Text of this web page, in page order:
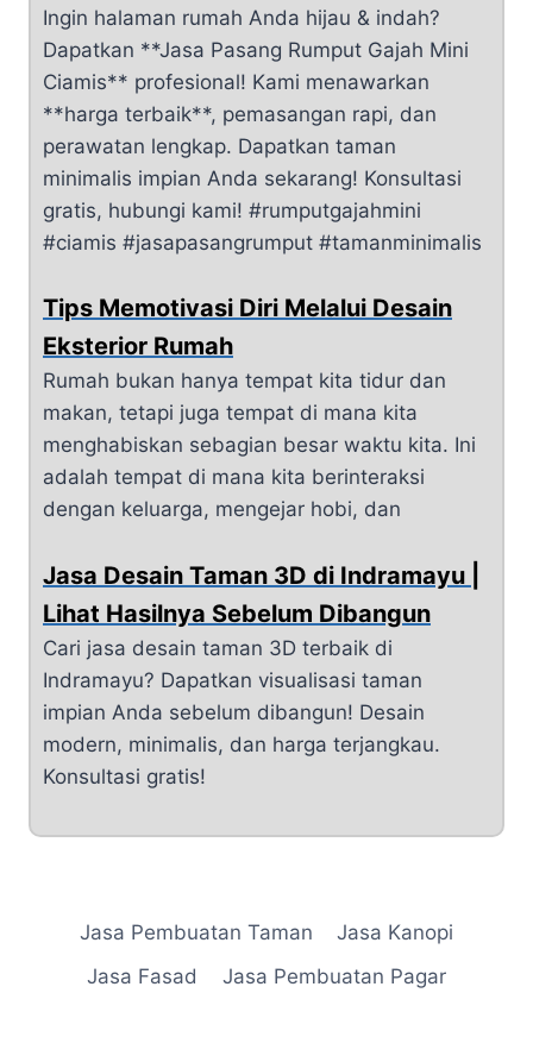
Ingin halaman rumah Anda hijau & indah?
Dapatkan **Jasa Pasang Rumput Gajah Mini
Ciamis** profesional! Kami menawarkan
**harga terbaik**, pemasangan rapi, dan
perawatan lengkap. Dapatkan taman
minimalis impian Anda sekarang! Konsultasi
gratis, hubungi kami! #rumputgajahmini
#ciamis #jasapasangrumput #tamanminimalis
Tips Memotivasi Diri Melalui Desain
Eksterior Rumah
Rumah bukan hanya tempat kita tidur dan
makan, tetapi juga tempat di mana kita
menghabiskan sebagian besar waktu kita. Ini
adalah tempat di mana kita berinteraksi
dengan keluarga, mengejar hobi, dan
Jasa Desain Taman 3D di Indramayu |
Lihat Hasilnya Sebelum Dibangun
Cari jasa desain taman 3D terbaik di
Indramayu? Dapatkan visualisasi taman
impian Anda sebelum dibangun! Desain
modern, minimalis, dan harga terjangkau.
Konsultasi gratis!
Jasa Pembuatan Taman
Jasa Kanopi
Jasa Fasad
Jasa Pembuatan Pagar